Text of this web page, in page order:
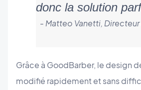
donc la solution
- Matteo Vanetti,
Grâce à GoodBarber, le design
modifié rapidement et sans